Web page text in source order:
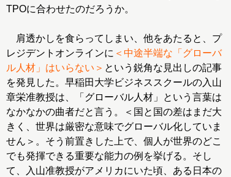
TPOに合わせたのだろうか。
肩透かしを食らってしまい、他をあたると、プ
レジデントオンラインに ＜中途半端な「グローバ
ル人材」はいらない＞ という鋭角な見出しの記事
を発見した。早稲田大学ビジネススクールの入山
章栄准教授は、「グローバル人材」という言葉は
なかなかの曲者だと言う。＜国と国の差はまだ大
きく、世界は厳密な意味でグローバル化していま
せん＞。そう前置きした上で、個人が世界のどこ
でも発揮できる重要な能力の例を挙げる。そし
て、入山准教授がアメリカにいた頃、ある日本の